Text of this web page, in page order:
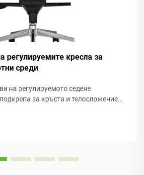
регулируемите кресла за
среди
на регулируемото седене
за кръста и телосложение
офис столове, на които